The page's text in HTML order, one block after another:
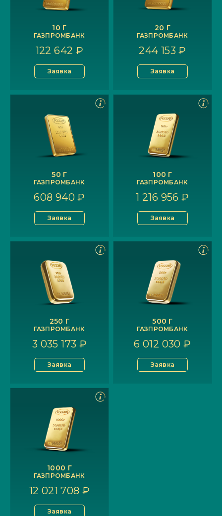
10 Г
ГАЗПРОМБАНК
122 642 ₽
Заявка
20 Г
ГАЗПРОМБАНК
244 153 ₽
Заявка
50 Г
ГАЗПРОМБАНК
608 940 ₽
Заявка
100 Г
ГАЗПРОМБАНК
1 216 956 ₽
Заявка
250 Г
ГАЗПРОМБАНК
3 035 173 ₽
Заявка
500 Г
ГАЗПРОМБАНК
6 012 030 ₽
Заявка
1000 Г
ГАЗПРОМБАНК
12 021 708 ₽
Заявка